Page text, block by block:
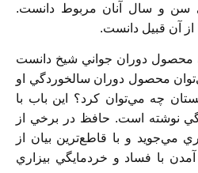
سن و سال آنان مربوط دانست.
آن قبيل دانست.
محصول دوران جواني شيخ دانست
محصول دوران سالخوردگي او
چه مي‌توان کرد؟ اين باب با
نوشته است. حافظ در برخي از
مي‌‌جويد و با قاطع‌ترين بيان از
با فساد و خردمايگي بيزاري